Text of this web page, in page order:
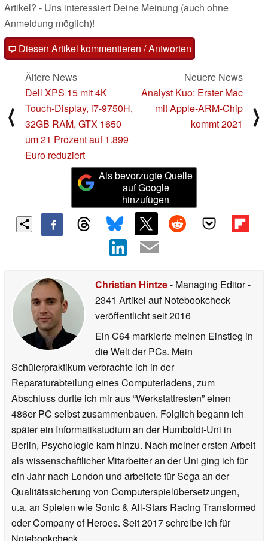
Artikel? - Uns interessiert Deine Meinung (auch ohne
Anmeldung möglich)!
Diesen Artikel kommentieren / Antworten
⟨
Ältere News
Dell XPS 15 mit 4K
Touch-Display, i7-9750H,
32GB RAM, GTX 1650
um 21 Prozent auf 1.899
Euro reduziert
Neuere News
Analyst Kuo: Erster Mac
mit Apple-ARM-Chip
kommt 2021
⟩
Als bevorzugte Quelle
auf Google
hinzufügen
Christian Hintze- Managing Editor-
2341 Artikel auf Notebookcheck
veröffentlichtseit 2016
Ein C64 markierte meinen Einstieg in
die Welt der PCs. Mein
Schülerpraktikum verbrachte ich in der
Reparaturabteilung eines Computerladens, zum
Abschluss durfte ich mir aus “Werkstattresten” einen
486er PC selbst zusammenbauen. Folglich begann ich
später ein Informatikstudium an der Humboldt-Uni in
Berlin, Psychologie kam hinzu. Nach meiner ersten Arbeit
als wissenschaftlicher Mitarbeiter an der Uni ging ich für
ein Jahr nach London und arbeitete für Sega an der
Qualitätssicherung von Computerspielübersetzungen,
u.a. an Spielen wie Sonic & All-Stars Racing Transformed
oder Company of Heroes. Seit 2017 schreibe ich für
Notebookcheck.